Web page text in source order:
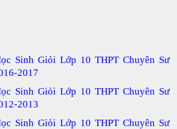
Sinh Giỏi Lớp 10 THPT Chuyên Sư
2017
Sinh Giỏi Lớp 10 THPT Chuyên Sư
2013
Sinh Giỏi Lớp 10 THPT Chuyên Sư